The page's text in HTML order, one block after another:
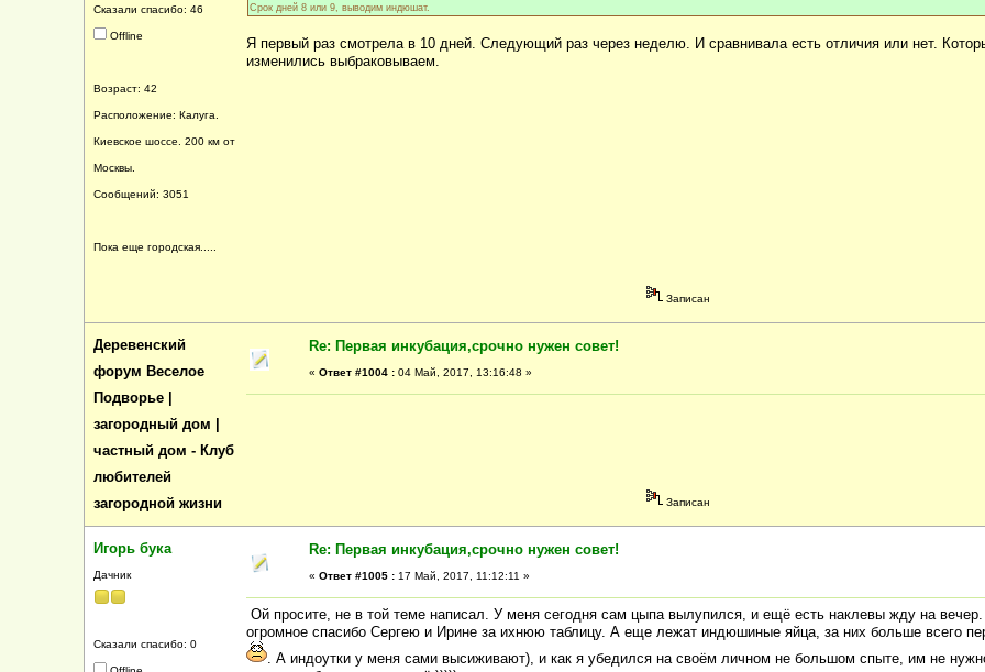
Сказали спасибо: 46
Offline
Возраст: 42
Расположение: Калуга.
Киевское шоссе. 200 км от
Москвы.
Сообщений: 3051
Пока еще городская.....
Срок дней 8 или 9, выводим индюшат.
Я первый раз смотрела в 10 дней. Следующий раз через неделю. И сравнивала есть отличия или нет.
изменились выбраковываем.
Записан
Деревенский
форум Веселое
Подворье |
загородный дом |
частный дом - Клуб
любителей
загородной жизни
Re: Первая инкубация,срочно нужен совет!
« Ответ #1004 : 04 Май, 2017, 13:16:48 »
Записан
Игорь бука
Дачник
Сказали спасибо: 0
Re: Первая инкубация,срочно нужен совет!
« Ответ #1005 : 17 Май, 2017, 11:12:11 »
Ой просите, не в той теме написал. У меня сегодня сам цыпа вылупился, и ещё есть наклевы жду на вечер.
огромное спасибо Сергею и Ирине за ихнюю таблицу. А еще лежат индюшиные яйца, за них больше всего
. А индоутки у меня сами высиживают), и как я убедился на своём личном не большом спыте, им не